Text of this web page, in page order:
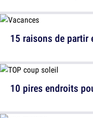
15 raisons de partir
10 pires endroits